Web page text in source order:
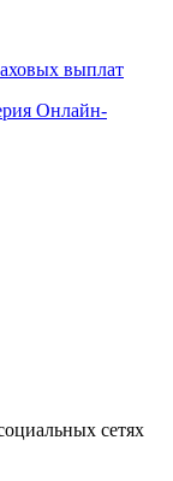
выплат
Онлайн-
сетях